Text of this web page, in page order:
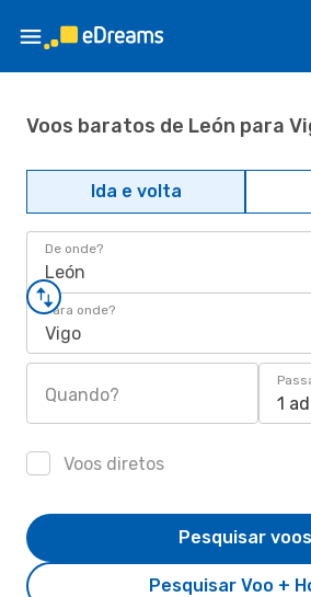
Voos baratos de León para
Ida e volta
De onde?
León
Para onde?
Vigo
Quando? 1
Voos diretos
Pesquisar Voo +
Pesquisar voos